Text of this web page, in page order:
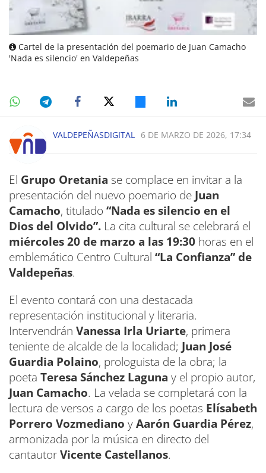
Cartel de la presentación del poemario de Juan Camacho
'Nada es silencio' en Valdepeñas
VALDEPEÑASDIGITAL 6 DE MARZO DE 2026, 17:34
El Grupo Oretania se complace en invitar a la
presentación del nuevo poemario de Juan
Camacho, titulado “Nada es silencio en el
Dios del Olvido”. La cita cultural se celebrará el
miércoles 20 de marzo a las 19:30 horas en el
emblemático Centro Cultural “La Confianza” de
Valdepeñas.
El evento contará con una destacada
representación institucional y literaria.
Intervendrán Vanessa Irla Uriarte, primera
teniente de alcalde de la localidad; Juan José
Guardia Polaino, prologuista de la obra; la
poeta Teresa Sánchez Laguna y el propio autor,
Juan Camacho. La velada se completará con la
lectura de versos a cargo de los poetas Elísabeth
Porrero Vozmediano yAarón Guardia Pérez,
armonizada por la música en directo del
cantautorVicente Castellanos.